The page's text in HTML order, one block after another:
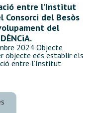
entre l’Institut
Consorci del Besòs
del
2024 Objecte
objecte eés establir els
entre l’Institut